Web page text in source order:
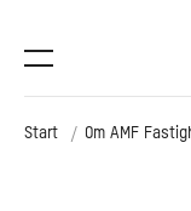
Start Om AMF